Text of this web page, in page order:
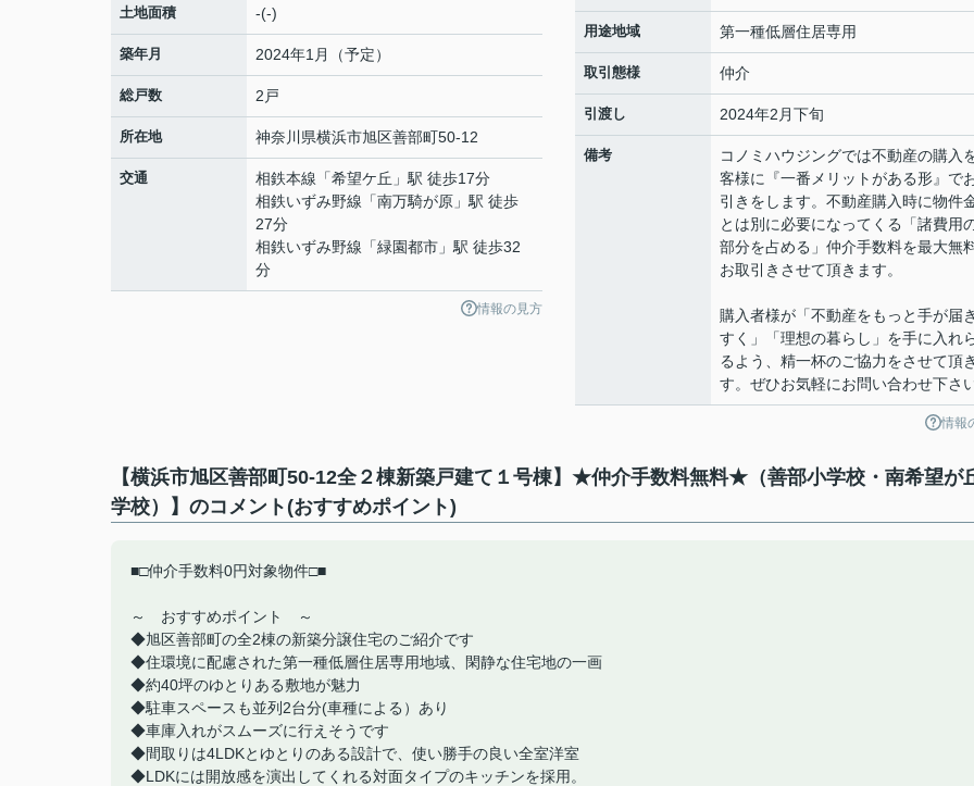
土地面積 -(-)
築年月 2024年1月（予定）
総戸数 2戸
所在地 神奈川県横浜市旭区善部町50-12
交通 相鉄本線 「希望ケ丘 」駅 徒歩17分
相鉄いずみ野線 「南万騎が原 」駅 徒歩
27分
相鉄いずみ野線 「緑園都市 」駅 徒歩32
分
情報の見方
用途地域 第一種低層住居専用
取引態様 仲介
引渡し 2024年2月下旬
備考
コノミハウジングでは不動産の購入
客様に『一番メリットがある形』で
引きをします。不動産購入時に物件
とは別に必要になってくる「諸費用
部分を占める」仲介手数料を最大無
お取引きさせて頂きます。
購入者様が「不動産をもっと手が届
すく」「理想の暮らし」を手に入れ
るよう、精一杯のご協力をさせて頂
す。ぜひお気軽にお問い合わせ下さ
情報
【横浜市旭区善部町50-12全２棟新築戸建て１号棟】★仲介手数料無料★（善部小学校・南希望が
学校）】のコメント(おすすめポイント)
■□仲介手数料0円対象物件□■
～ おすすめポイント ～
◆旭区善部町の全2棟の新築分譲住宅のご紹介です
◆住環境に配慮された第一種低層住居専用地域、閑静な住宅地の一画
◆約40坪のゆとりある敷地が魅力
◆駐車スペースも並列2台分(車種による）あり
◆車庫入れがスムーズに行えそうです
◆間取りは4LDKとゆとりのある設計で、使い勝手の良い全室洋室
◆LDKには開放感を演出してくれる対面タイプのキッチンを採用。